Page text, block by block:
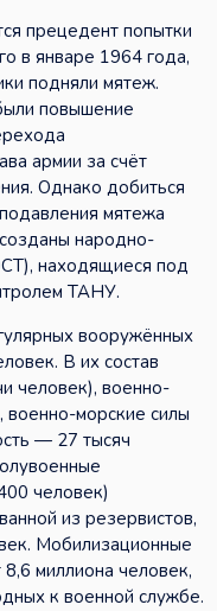
прецедент попытки
в январе 1964 года,
подняли мятеж.
повышение
армии за счёт
Однако добиться
мятежа
народно-
находящиеся под
ТАНУ.
вооружённых
В их состав
человек), военно-
морские силы
— 27 тысяч
человек)
из резервистов,
Мобилизационные
миллиона человек,
к военной службе.